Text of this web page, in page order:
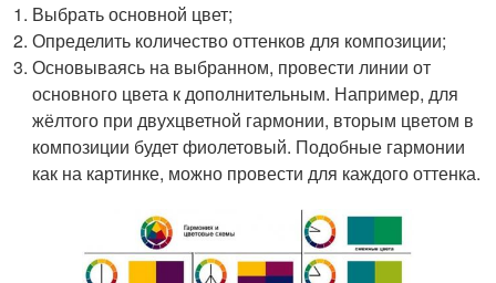
Выбрать основной цвет;
Определить количество оттенков для композиции;
Основываясь на выбранном, провести линии от
основного цвета к дополнительным. Например, для
жёлтого при двухцветной гармонии, вторым цветом в
композиции будет фиолетовый. Подобные гармонии
как на картинке, можно провести для каждого оттенка.